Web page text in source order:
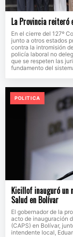
La Provincia
En el cierre del 127º
junto a otros estados
contra la intromisión
policía laboral no
que se respeten las
fundamento del
POLITICA
Kicillof inauguró un
Salud en Bolívar
El gobernador de la
acto de inauguración
(CAPS) en Bolívar,
intendente local,